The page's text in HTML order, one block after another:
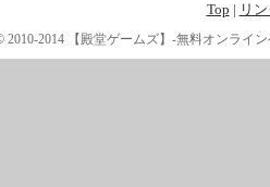
Top | リ
2010-2014 【殿堂ゲームズ】-無料オンライ